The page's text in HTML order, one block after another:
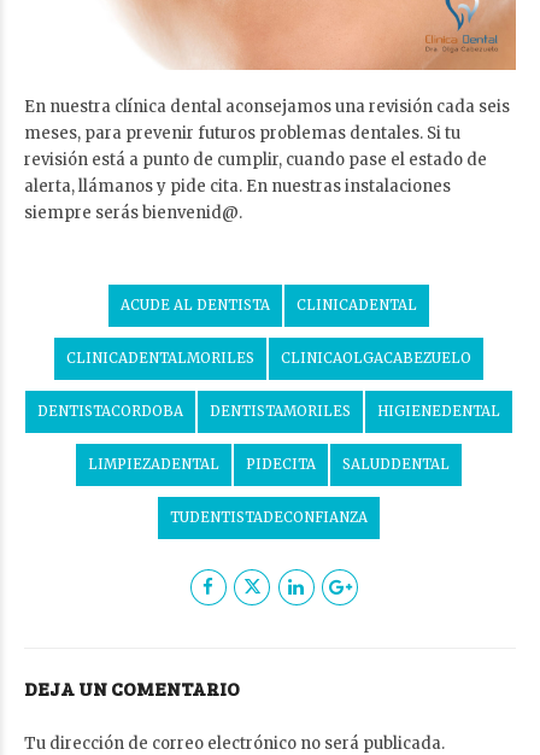
En nuestra clínica dental aconsejamos una revisión cada seis
meses, para prevenir futuros problemas dentales. Si tu
revisión está a punto de cumplir, cuando pase el estado de
alerta, llámanos y pide cita. En nuestras instalaciones
siempre serás bienvenid@.
ACUDE AL DENTISTA CLINICADENTAL
CLINICADENTALMORILES CLINICAOLGACABEZUELO
DENTISTACORDOBA DENTISTAMORILES HIGIENEDENTAL
LIMPIEZADENTAL PIDECITA SALUDDENTAL
TUDENTISTADECONFIANZA
DEJA UN COMENTARIO
Tu dirección de correo electrónico no será publicada.